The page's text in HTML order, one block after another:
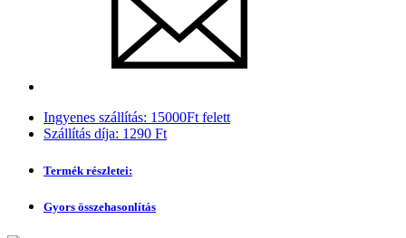
Ingyenes szállítás: 15000Ft felett
Szállítás díja: 1290 Ft
Termék részletei:
Gyors összehasonlítás